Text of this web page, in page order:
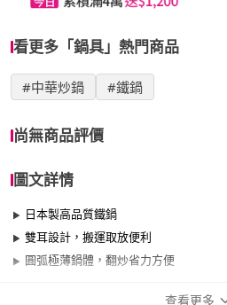
看更多「鍋具」熱門商品
#中華炒鍋 #鐵鍋
尚無商品評價
圖文詳情
日本製高品質鐵鍋
雙耳設計，搬運取放便利
圓弧極薄鍋體，翻炒省力方便
查看更多